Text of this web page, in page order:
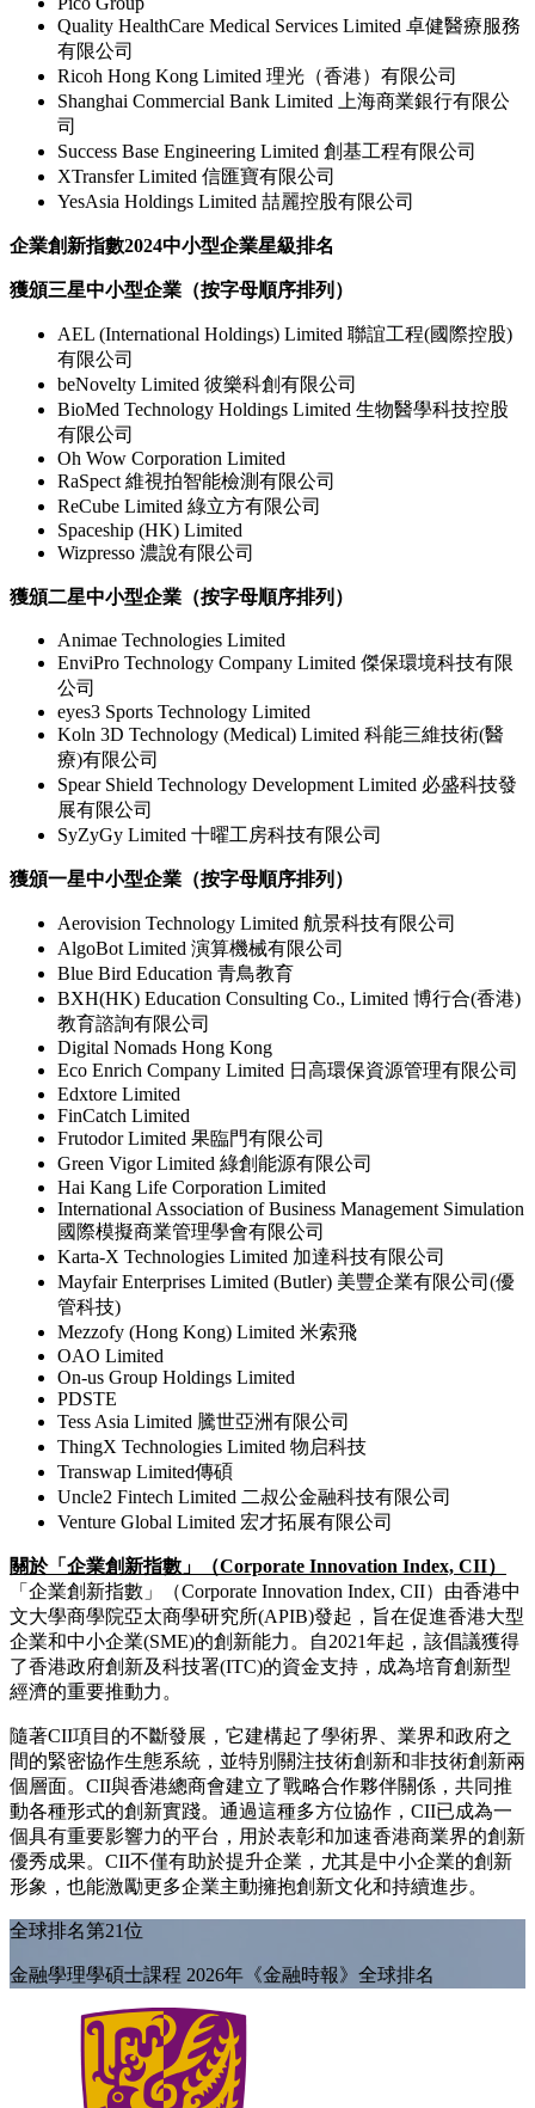
Quality HealthCare Medical Services Limited 卓健醫療服務
有限公司
Ricoh Hong Kong Limited 理光（香港）有限公司
Shanghai Commercial Bank Limited 上海商業銀行有限公
司
Success Base Engineering Limited 創基工程有限公司
XTransfer Limited 信匯寶有限公司
YesAsia Holdings Limited 喆麗控股有限公司
企業創新指數2024中小型企業星級排名
獲頒三星中小型企業（按字母順序排列）
AEL (International Holdings) Limited 聯誼工程(國際控股)
有限公司
beNovelty Limited 彼樂科創有限公司
BioMed Technology Holdings Limited 生物醫學科技控股
有限公司
Oh Wow Corporation Limited
RaSpect 維視拍智能檢測有限公司
ReCube Limited 綠立方有限公司
Spaceship (HK) Limited
Wizpresso 濃說有限公司
獲頒二星中小型企業（按字母順序排列）
Animae Technologies Limited
EnviPro Technology Company Limited 傑保環境科技有限
公司
eyes3 Sports Technology Limited
Koln 3D Technology (Medical) Limited 科能三維技術(醫
療)有限公司
Spear Shield Technology Development Limited 必盛科技發
展有限公司
SyZyGy Limited 十曜工房科技有限公司
獲頒一星中小型企業（按字母順序排列）
Aerovision Technology Limited 航景科技有限公司
AlgoBot Limited 演算機械有限公司
Blue Bird Education 青鳥教育
BXH(HK) Education Consulting Co., Limited 博行合(香港)
教育諮詢有限公司
Digital Nomads Hong Kong
Eco Enrich Company Limited 日高環保資源管理有限公司
Edxtore Limited
FinCatch Limited
Frutodor Limited 果臨門有限公司
Green Vigor Limited 綠創能源有限公司
Hai Kang Life Corporation Limited
International Association of Business Management Simulation
國際模擬商業管理學會有限公司
Karta-X Technologies Limited 加達科技有限公司
Mayfair Enterprises Limited (Butler) 美豐企業有限公司(優
管科技)
Mezzofy (Hong Kong) Limited 米索飛
OAO Limited
On-us Group Holdings Limited
PDSTE
Tess Asia Limited 騰世亞洲有限公司
ThingX Technologies Limited 物启科技
Transwap Limited傳碩
Uncle2 Fintech Limited 二叔公金融科技有限公司
Venture Global Limited 宏才拓展有限公司
關於「企業創新指數」（Corporate Innovation Index, CII）
「企業創新指數」（Corporate Innovation Index, CII）由香港中
文大學商學院亞太商學研究所(APIB)發起，旨在促進香港大型
企業和中小企業(SME)的創新能力。自2021年起，該倡議獲得
了香港政府創新及科技署(ITC)的資金支持，成為培育創新型
經濟的重要推動力。
隨著CII項目的不斷發展，它建構起了學術界、業界和政府之
間的緊密協作生態系統，並特別關注技術創新和非技術創新兩
個層面。CII與香港總商會建立了戰略合作夥伴關係，共同推
動各種形式的創新實踐。通過這種多方位協作，CII已成為一
個具有重要影響力的平台，用於表彰和加速香港商業界的創新
優秀成果。CII不僅有助於提升企業，尤其是中小企業的創新
形象，也能激勵更多企業主動擁抱創新文化和持續進步。
全球排名第21位
金融學理學碩士課程 2026年《金融時報》全球排名